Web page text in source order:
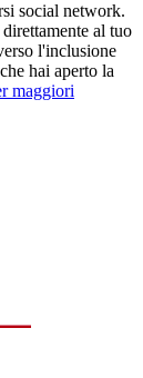
social network.
al tuo
l'inclusione
hai aperto la
maggiori